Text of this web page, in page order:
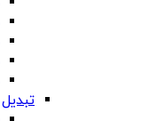
تبدیل